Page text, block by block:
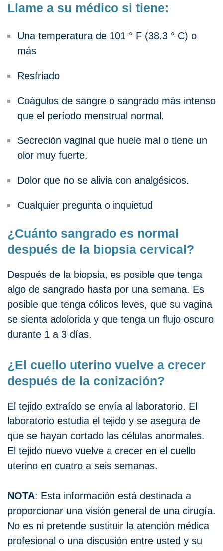
Llame a su médico si tiene:
Una temperatura de 101 ° F (38.3 ° C) o
más
Resfriado
Coágulos de sangre o sangrado más intenso
que el período menstrual normal.
Secreción vaginal que huele mal o tiene un
olor muy fuerte.
Dolor que no se alivia con analgésicos.
Cualquier pregunta o inquietud
¿Cuánto sangrado es normal
después de la biopsia cervical?
Después de la biopsia, es posible que tenga
algo de sangrado hasta por una semana. Es
posible que tenga cólicos leves, que su vagina
se sienta adolorida y que tenga un flujo oscuro
durante 1 a 3 días.
¿El cuello uterino vuelve a crecer
después de la conización?
El tejido extraído se envía al laboratorio. El
laboratorio estudia el tejido y se asegura de
que se hayan cortado las células anormales.
El tejido nuevo vuelve a crecer en el cuello
uterino en cuatro a seis semanas.
NOTA: Esta información está destinada a
proporcionar una visión general de una cirugía.
No es ni pretende sustituir la atención médica
profesional o una discusión entre usted y su